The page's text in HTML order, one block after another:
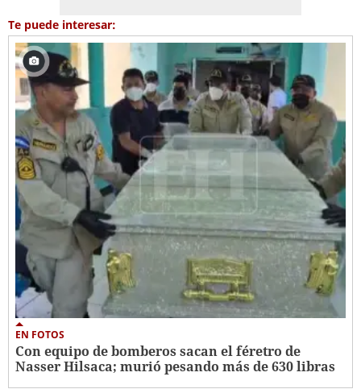
Te puede interesar:
EN FOTOS
Con equipo de bomberos sacan el féretro de
Nasser Hilsaca; murió pesando más de 630 libras